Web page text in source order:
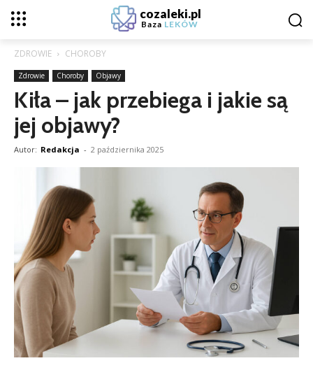
cozaleki.pl
Baza LEKÓW
ZDROWIE CHOROBY
Zdrowie Choroby Objawy
Kiła – jak przebiega i jakie są
jej objawy?
Autor: Redakcja - 2 października 2025